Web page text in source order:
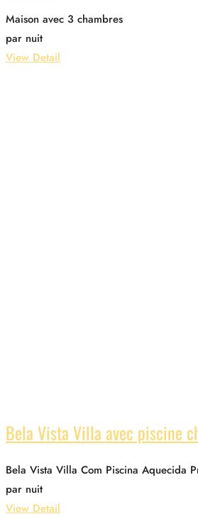
Maison avec 3 chambres
par nuit
View Detail
Bela Vista Villa avec piscine
Bela Vista Villa Com Piscina Aquecida
par nuit
View Detail